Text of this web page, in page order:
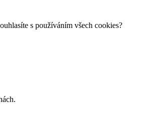
s používáním všech cookies?